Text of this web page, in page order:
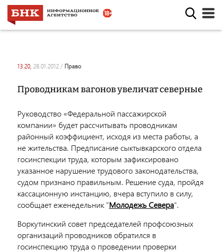
13:20, 28.01.2012 / право
Проводникам вагонов увеличат северные
Руководство «Федеральной пассажирской
компании» будет рассчитывать проводникам
районный коэффициент, исходя из места работы, а
не жительства. Предписание сыктывкарского отдела
госинспекции труда, которым зафиксировано
указанное нарушение трудового законодательства,
судом признано правильным. Решение суда, пройдя
кассационную инстанцию, вчера вступило в силу,
сообщает еженедельник "Молодежь Севера".
Воркутинский совет председателей профсоюзных
организаций проводников обратился в
госинспекцию труда о проведении проверки